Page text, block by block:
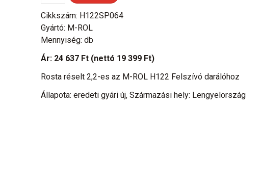
Cikkszám: H122SP064
Gyártó: M-ROL
Mennyiség: db
Ár: 24 637 Ft (nettó 19 399 Ft)
Rosta réselt 2,2-es az M-ROL H122 Felszívó darálóhoz
Állapota: eredeti gyári új, Származási hely: Lengyelország